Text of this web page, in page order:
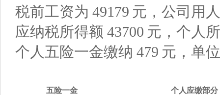
税前工资为 49179 元，公司用
应纳税所得额 43700 元，个人
个人五险一金缴纳 479 元，单
五险一金 个人应缴部分